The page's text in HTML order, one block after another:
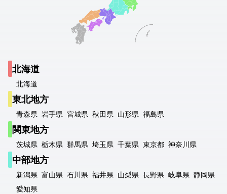
北海道
北海道
東北地方
青森県 岩手県 宮城県 秋田県 山形県 福島県
関東地方
茨城県 栃木県 群馬県 埼玉県 千葉県 東京都 神奈川県
中部地方
新潟県 富山県 石川県 福井県 山梨県 長野県 岐阜県 静岡県
愛知県